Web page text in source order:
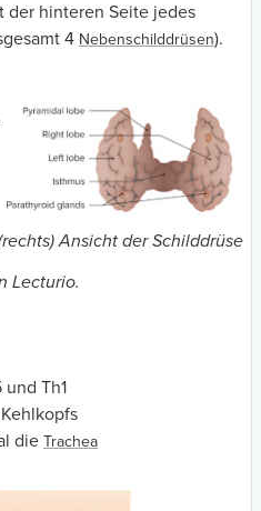
der hinteren Seite jedes
4 Nebenschilddrüsen).
Ansicht der Schilddrüse
Lecturio.
Th1
die Trachea